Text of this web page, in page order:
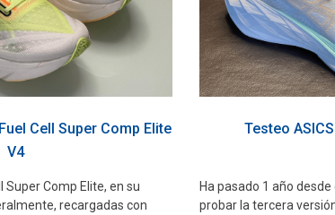
Cell Super Comp Elite
V4
Super Comp Elite, en su
recargadas con
Testeo
Ha pasado 1 año
probar la tercera